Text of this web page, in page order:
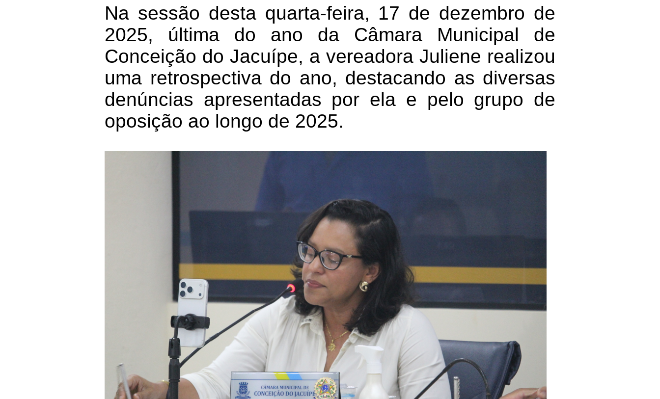
Na sessão desta quarta-feira, 17 de dezembro de
2025, última do ano da Câmara Municipal de
Conceição do Jacuípe, a vereadora Juliene realizou
uma retrospectiva do ano, destacando as diversas
denúncias apresentadas por ela e pelo grupo de
oposição ao longo de 2025.